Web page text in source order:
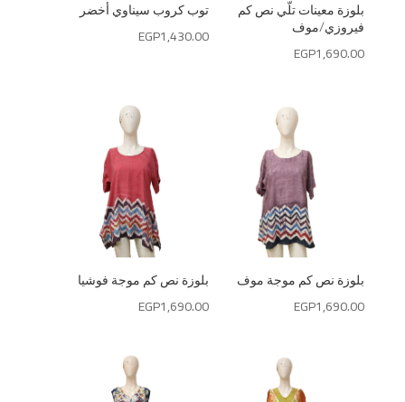
توب كروب سيناوي أخضر
EGP1,430.00
بلوزة معينات تلّي نص كم
فيروزي/موف
EGP1,690.00
بلوزة نص كم موجة فوشيا
EGP1,690.00
بلوزة نص كم موجة موف
EGP1,690.00